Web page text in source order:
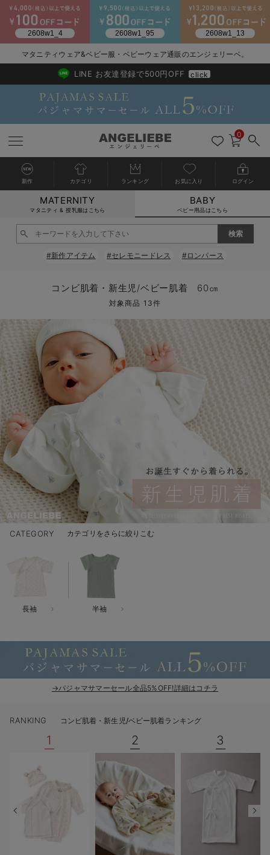
新生児服全て
ツーウェイオール・2WAYオール（新生児）
ベビー服全て
ロンパース・カバーオール
ベビー ブルマ
ベビー スカート
ベビートップス
ベビー アウター
ベビー セットアップ
スタイ・よだれかけ（新生児・ベビー）
ベビー帽子（新生児・乳児）
新生児スリーパー・ベビーパジャマ
シーズンアイテム全て
ベビー・新生児 寝具全て
ベビーベッド・布団 （ベビー・新生児）
ベビー 雑貨全て
ベビーチェア（ハイローチェア）・ベビーラック
ベビー 雑貨 小物
ベビー安全グッズ
ベビーおもちゃ
メモリアルグッズ
授乳・調乳・お食事
哺乳瓶
赤ちゃん 洗剤・洗濯用品・お掃除
赤ちゃん お風呂・ベビースキンケア
おむつ関連グッズ
お出かけグッズ全て
ベビー｜季節の特集全て
猛暑からベビーを守るひんやりグッズ
ベビーの動物なりきり特集
ベビー 夏のお役立ちグッズ特集
【素材別】ベビーロンパース特集
袴ロンパース特集
アウトレット全て
【アウトレット】ワンピース
【アウトレット】パジャマ
【アウトレット】インナー
【アウトレット】ベビー
特集全て
抗菌防臭加工
コットン素材
冷房対策
接触冷感素材
Tシャツブラ
ブラトップ
親子セット
快適機能ウェア特集 トップス
快適機能ウェア特集 ボトムス
快適機能ウェア特集 パジャマ
ハレの日に着るANGELIEBEのセレモニー
冬に可愛いニットがお得！
親子コーデ｜ママとベビーにおすすめ！
Gift Selection 出産祝い
保育園・入園準備特集
ファルスカ
入院準備の持ち物チェック
再入荷全て
再入荷｜インナー
戻る
送料無料アイテム全て
ワンピース
インナー
雑貨
ベビー
戻る
ブラキャミ おまとめ
MAX55%OFF ブラック
戻る
【37周年祭セール】
【37周年祭セール】
戻る
気温差別オススメア
【15℃】3月下旬～
戻る
動きやすく着回しで
戻る
強撚スムース(コスパ
戻る
マタニティウェア
【おまとめ割】パジ
戻る
こだわりの履き心地
カジュアル
戻る
ジャケット派
きれいめ美脚パンツ派
王道シンプル派
セットアップ派
戻る
出産準備応援割全て
マタニティパジャマ
戻る
【オフィスカジュア
戻る
レギンスタイプ
戻る
【フォーマル】ワン
戻る
【ベビー】長袖
戻る
ハンカチ
戻る
快適ウェア10%OFF
快適ウェア10%OFF
戻る
春のマタニティワン
セットアップ・ レイ
ジャンパースカート/
ワーク・オフィス
カジュアル
フォーマル / オケー
あったかアイテム｜
戻る
Gift Selection 出産
〜3,000円（税込）
10,001円（税込）〜
女の子におススメの
男の子におススメの
定番ギフト
もらって嬉しいギフト
かわいくておもしろ
何枚あっても嬉しい
長く使えるアイテム
お部屋映えアイテム
戻る
冬の冷え対策インナ
薄くてあったか
保温&リカバリー
レギンス・タイツ
カップ付きインナー
あったか度◎
裏起毛素材
戻る
入院準備の持ち物チ
入院してすぐ使うグ
戻る
冬のあったか特集全て
【冬のあったか特集
【冬のあったか特集
マタニティウェア&ベビー服・ベビーウェア通販のエンジェリーベ。
2026/NewArrival
送料495円(一部地域を除く) 7,700円以上で送料無料
LINE お友達登録で500円OFF click
0
新作 カテゴリ ランキング お気に入り ログイン
MATERNITY
マタニティ & 授乳服はこちら
BABY
ベビー用品はこちら
#新作アイテム #セレモニードレス #ロンパース
コンビ肌着・新生児/ベビー肌着 60㎝
対象商品 13件
CATEGORY カテゴリをさらに絞りこむ
長袖 半袖
→パジャマサマーセール全品5%OFF!詳細はコチラ
RANKING コンビ肌着・新生児/ベビー肌着ランキング
1 2 3
カートに入れる
閉じる